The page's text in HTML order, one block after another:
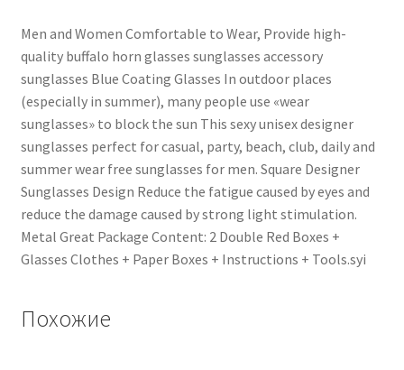
Men and Women Comfortable to Wear, Provide high-
quality buffalo horn glasses sunglasses accessory
sunglasses Blue Coating Glasses In outdoor places
(especially in summer), many people use «wear
sunglasses» to block the sun This sexy unisex designer
sunglasses perfect for casual, party, beach, club, daily and
summer wear free sunglasses for men. Square Designer
Sunglasses Design Reduce the fatigue caused by eyes and
reduce the damage caused by strong light stimulation.
Metal Great Package Content: 2 Double Red Boxes +
Glasses Clothes + Paper Boxes + Instructions + Tools.syi
Похожие